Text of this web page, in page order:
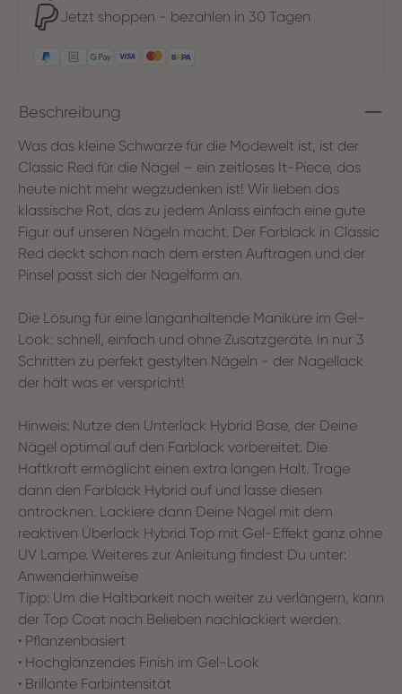
Jetzt shoppen - bezahlen in 30 Tagen
Beschreibung
Was das kleine Schwarze für die Modewelt ist, ist der
Classic Red für die Nägel – ein zeitloses It-Piece, das
heute nicht mehr wegzudenken ist! Wir lieben das
klassische Rot, das zu jedem Anlass einfach eine gute
Figur auf unseren Nägeln macht. Der Farblack in Classic
Red deckt schon nach dem ersten Auftragen und der
Pinsel passt sich der Nagelform an.
Die Lösung für eine langanhaltende Maniküre im Gel-
Look: schnell, einfach und ohne Zusatzgeräte. In nur 3
Schritten zu perfekt gestylten Nägeln - der Nagellack
der hält was er verspricht!
Hinweis: Nutze den Unterlack Hybrid Base, der Deine
Nägel optimal auf den Farblack vorbereitet. Die
Haftkraft ermöglicht einen extra langen Halt. Trage
dann den Farblack Hybrid auf und lasse diesen
antrocknen. Lackiere dann Deine Nägel mit dem
reaktiven Überlack Hybrid Top mit Gel-Effekt ganz ohne
UV Lampe. Weiteres zur Anleitung findest Du unter:
Anwenderhinweise
Tipp: Um die Haltbarkeit noch weiter zu verlängern, kann
der Top Coat nach Belieben nachlackiert werden.
• Pflanzenbasiert
• Hochglänzendes Finish im Gel-Look
• Brillante Farbintensität